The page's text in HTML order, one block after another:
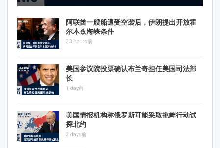
阿联酋一艘船遭受空袭后，伊朗提出开放霍
尔木兹海峡条件
23 hours前
美国参议院投票确认布兰奇担任美国司法部
长
1 day前
美国情报机构称俄罗斯可能采取挑衅行动试
探北约
2 days前